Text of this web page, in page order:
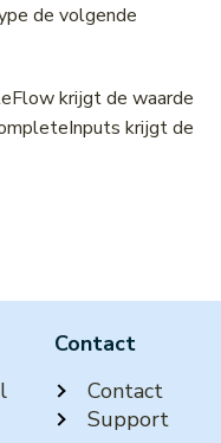
de volgende
krijgt de waarde
krijgt de
Contact
Contact
Support